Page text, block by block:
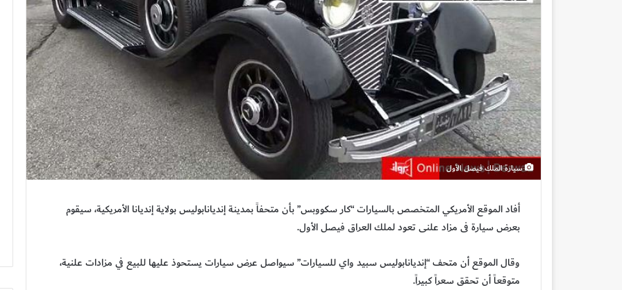
سيارة الملك فيصل الأول
أفاد الموقع الأمريكي المتخصص بالسيارات “كار سكووبس” بأن متحفاً بمدينة إنديانابوليس بولاية إنديانا الأمريكية، سيقوم
بعرض سيارة فى مزاد علنى تعود لملك العراق فيصل الأول.
وقال الموقع أن متحف “إنديانابوليس سبيد واي للسيارات” سيواصل عرض سيارات يستحوذ عليها للبيع في مزادات علنية،
متوقعاً أن تحقق سعراً كبيراً.